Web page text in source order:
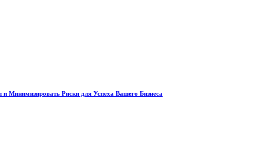
Минимизировать Риски для Успеха Вашего Бизнеса